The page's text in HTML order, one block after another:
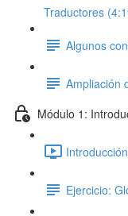
Traductores
Algunos
Ampliación
Módulo 1:
Ejercicio: